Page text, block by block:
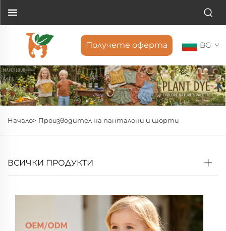
Получете оферта BG
Начало> Производител на панталони и шорти
ВСИЧКИ ПРОДУКТИ